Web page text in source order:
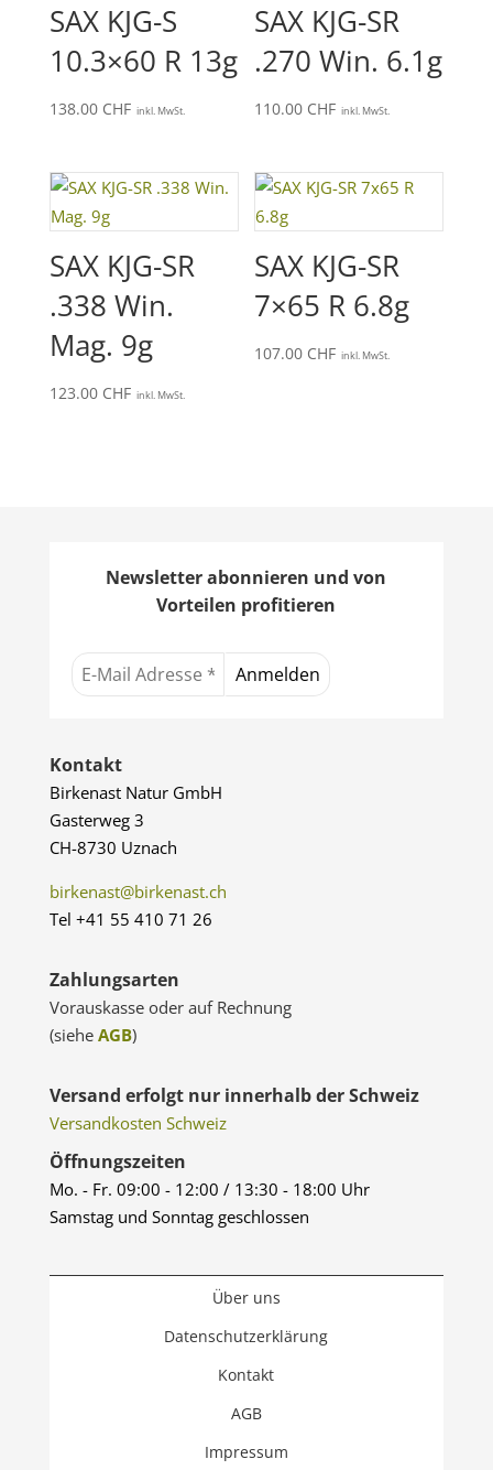
SAX KJG-S
10.3×60 R 13g
138.00 CHF inkl. MwSt.
SAX KJG-SR
.270 Win. 6.1g
110.00 CHF inkl. MwSt.
SAX KJG-SR
.338 Win.
Mag. 9g
123.00 CHF inkl. MwSt.
SAX KJG-SR
7×65 R 6.8g
107.00 CHF inkl. MwSt.
Newsletter abonnieren und von
Vorteilen profitieren
Kontakt
Birkenast Natur GmbH
Gasterweg 3
CH-8730 Uznach
birkenast@birkenast.ch
Tel +41 55 410 71 26
Zahlungsarten
Vorauskasse oder auf Rechnung
(siehe AGB)
Versand erfolgt nur innerhalb der Schweiz
Versandkosten Schweiz
Öffnungszeiten
Mo. - Fr. 09:00 - 12:00 / 13:30 - 18:00 Uhr
Samstag und Sonntag geschlossen
Über uns
Datenschutzerklärung
Kontakt
AGB
Impressum